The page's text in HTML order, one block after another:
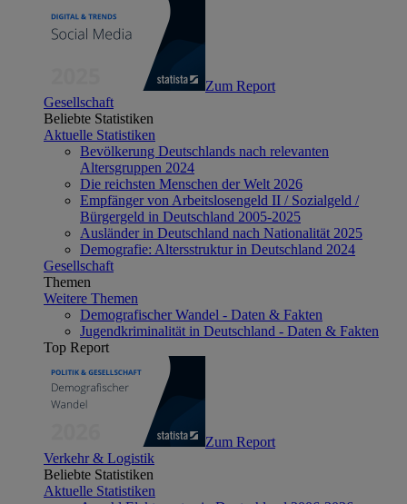
Zum Report
Gesellschaft
Beliebte Statistiken
Aktuelle Statistiken
Bevölkerung Deutschlands nach relevanten
Altersgruppen 2024
Die reichsten Menschen der Welt 2026
Empfänger von Arbeitslosengeld II / Sozialgeld /
Bürgergeld in Deutschland 2005-2025
Ausländer in Deutschland nach Nationalität 2025
Demografie: Altersstruktur in Deutschland 2024
Gesellschaft
Themen
Weitere Themen
Demografischer Wandel - Daten & Fakten
Jugendkriminalität in Deutschland - Daten & Fakten
Top Report
Zum Report
Verkehr & Logistik
Beliebte Statistiken
Aktuelle Statistiken